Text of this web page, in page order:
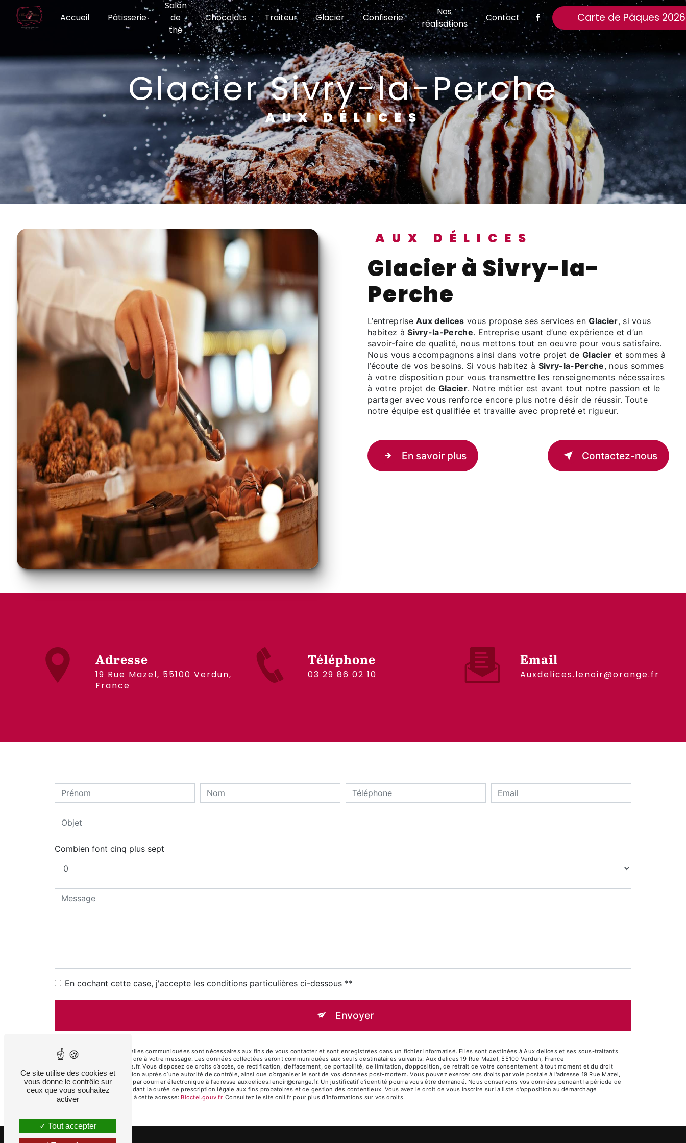
Accueil Pâtisserie
Salon
de
thé
Chocolats Traiteur Glacier Confiserie
Nos
réalisations
Contact Carte de Pâques 2026
Glacier Sivry-la-Perche
AUX DÉLICES
AUX DÉLICES
Glacier à Sivry-la-
Perche
L’entrepriseAux delices vous propose ses services enGlacier, si vous
habitez àSivry-la-Perche. Entreprise usant d’une expérience et d’un
savoir-faire de qualité, nous mettons tout en oeuvre pour vous satisfaire.
Nous vous accompagnons ainsi dans votre projet deGlacier et sommes à
l’écoute de vos besoins. Si vous habitez à Sivry-la-Perche, nous sommes
à votre disposition pour vous transmettre les renseignements nécessaires
à votre projet de Glacier. Notre métier est avant tout notre passion et le
partager avec vous renforce encore plus notre désir de réussir. Toute
notre équipe est qualifiée et travaille avec propreté et rigueur.
En savoir plus Contactez-nous
Adresse
19 Rue Mazel, 55100 Verdun,
France
Téléphone
03 29 86 02 10
Email
auxdelices.lenoir@orange.fr
Combien font cinq plus sept
En cochant cette case, j'accepte les conditions particulières ci-dessous **
Envoyer
** Les données personnelles communiquées sont nécessaires aux fins de vous contacter et sont enregistrées dans un fichier informatisé. Elles sont destinées à Aux delices et ses sous-traitants
dans le seul but de répondre à votre message. Les données collectées seront communiquées aux seuls destinataires suivants: Aux delices 19 Rue Mazel, 55100 Verdun, France
auxdelices.lenoir@orange.fr. Vous disposez de droits d’accès, de rectification, d’effacement, de portabilité, de limitation, d’opposition, de retrait de votre consentement à tout moment et du droit
d’introduire une réclamation auprès d’une autorité de contrôle, ainsi que d’organiser le sort de vos données post-mortem. Vous pouvez exercer ces droits par voie postale à l'adresse 19 Rue Mazel,
55100 Verdun, France ou par courrier électronique à l'adresse auxdelices.lenoir@orange.fr. Un justificatif d'identité pourra vous être demandé. Nous conservons vos données pendant la période de
prise de contact puis pendant la durée de prescription légale aux fins probatoires et de gestion des contentieux. Vous avez le droit de vous inscrire sur la liste d'opposition au démarchage
téléphonique, disponible à cette adresse:
Bloctel.gouv.fr. Consultez le site cnil.fr pour plus d’informations sur vos droits.
Panneau de gestion des cookies
Ce site utilise des cookies et
vous donne le contrôle sur
ceux que vous souhaitez
activer
Tout accepter